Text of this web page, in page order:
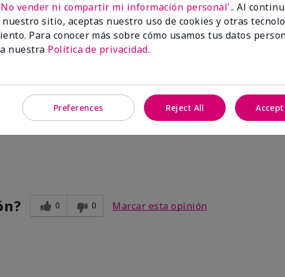
After I use the other two products. Makes my legs and hands
0 0 Marcar esta opinión
vender ni compartir mi información personal'.. Al
nuestro sitio, aceptas nuestro uso de cookies y otras
Para conocer más sobre cómo usamos tus datos
nuestra Política de privacidad.
Preferences Reject All